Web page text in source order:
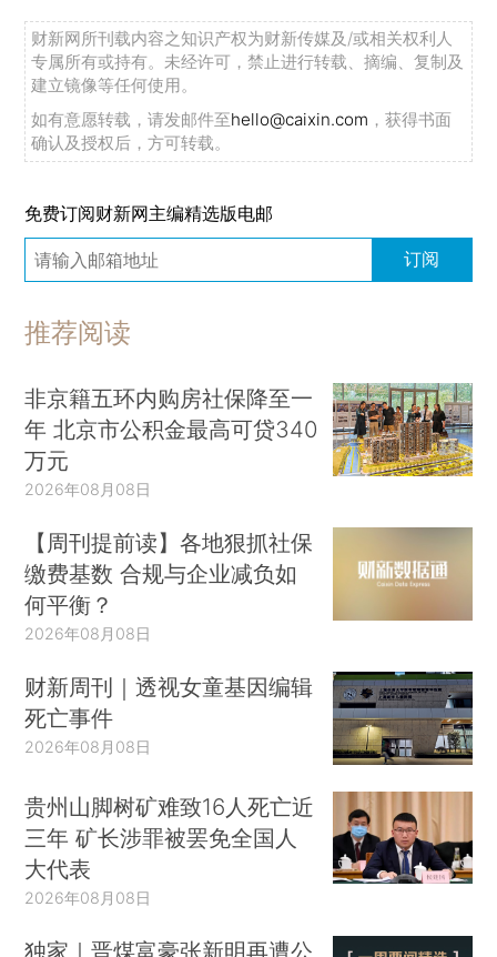
财新网所刊载内容之知识产权为财新传媒及/或相关权利人
专属所有或持有。未经许可，禁止进行转载、摘编、复制及
建立镜像等任何使用。
如有意愿转载，请发邮件至hello@caixin.com ，获得书面
确认及授权后，方可转载。
免费订阅财新网主编精选版电邮
订阅
推荐阅读
非京籍五环内购房社保降至一
年 北京市公积金最高可贷340
万元
2026年08月08日
【周刊提前读】各地狠抓社保
缴费基数 合规与企业减负如
何平衡？
2026年08月08日
财新周刊｜透视女童基因编辑
死亡事件
2026年08月08日
贵州山脚树矿难致16人死亡近
三年 矿长涉罪被罢免全国人
大代表
2026年08月08日
独家｜晋煤富豪张新明再遭公